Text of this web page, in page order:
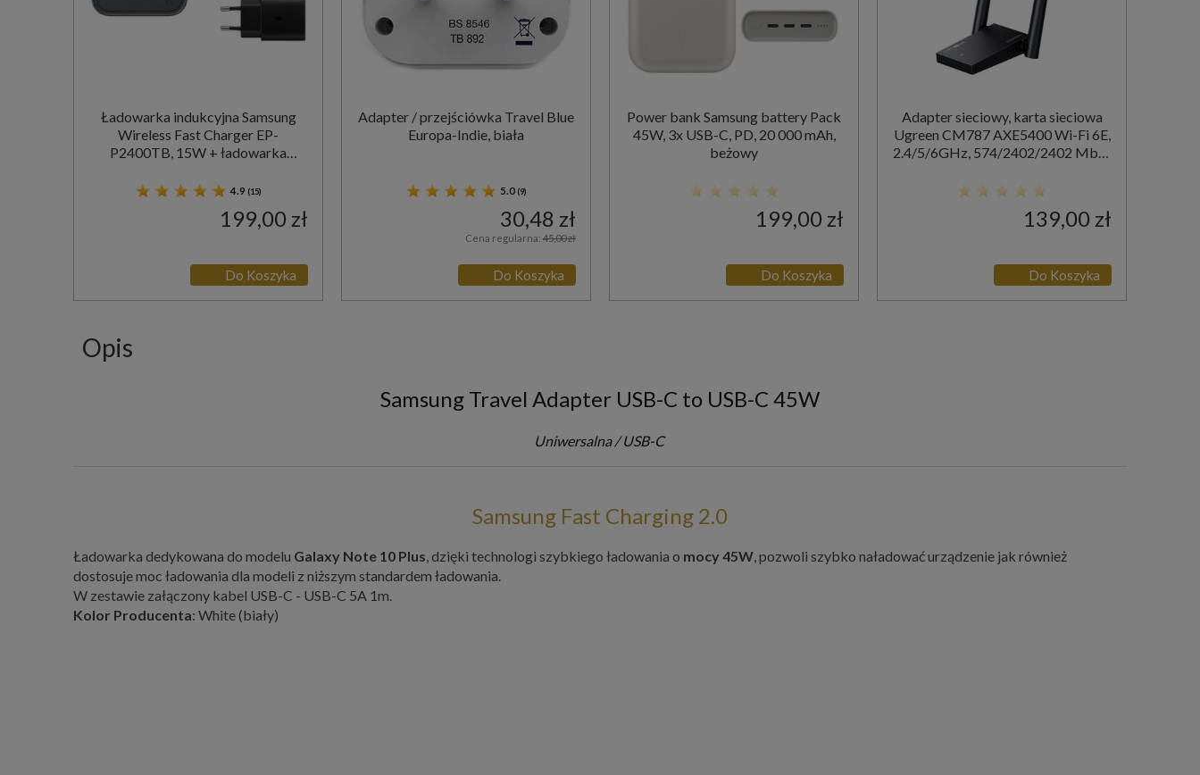
Ładowarka indukcyjna Samsung
Wireless Fast Charger EP-
P2400TB, 15W + ładowarka
4.9 (15)
199,00 zł
Do Koszyka
Adapter / przejściówka Travel Blue
Europa-Indie, biała
5.0 (9)
30,48 zł
Cena regularna: 45,00 zł
Do Koszyka
Power bank Samsung battery Pack
45W, 3x USB-C, PD, 20 000 mAh,
beżowy
199,00 zł
Do Koszyka
Adapter sieciowy, karta sieciowa
Ugreen CM787 AXE5400 Wi-Fi 6E,
2.4/5/6GHz, 574/2402/2402 Mb/s,
139,00 zł
Do Koszyka
Opis
Samsung Travel Adapter USB-C to USB-C 45W
Uniwersalna / USB-C
Samsung Fast Charging 2.0
Ładowarka dedykowana do modelu Galaxy Note 10 Plus, dzięki technologi szybkiego ładowania o mocy 45W, pozwoli szybko naładować urządzenie jak również
dostosuje moc ładowania dla modeli z niższym standardem ładowania.
W zestawie załączony kabel USB-C - USB-C 5A 1m.
Kolor Producenta: White (biały)